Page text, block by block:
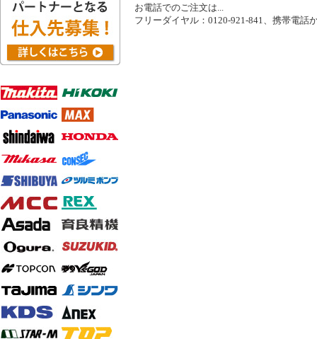
お電話でのご注文は...
フリーダイヤル：0120-921-841、携帯電